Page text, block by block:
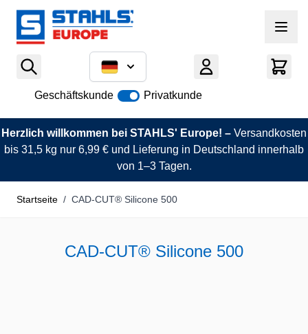
Zum Inhalt springen
Geschäftskunde Privatkunde
Herzlich willkommen bei STAHLS' Europe! – Versandkosten
bis 31,5 kg nur 6,99 € und Lieferung in Deutschland innerhalb
von 1–3 Tagen.
Startseite / CAD-CUT® Silicone 500
CAD-CUT® Silicone 500